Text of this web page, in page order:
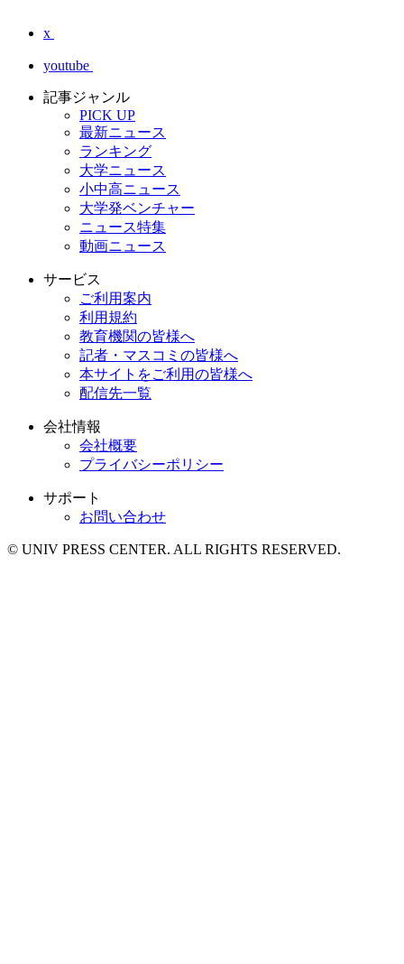
x
youtube
記事ジャンル
PICK UP
最新ニュース
ランキング
大学ニュース
小中高ニュース
大学発ベンチャー
ニュース特集
動画ニュース
サービス
ご利用案内
利用規約
教育機関の皆様へ
記者・マスコミの皆様へ
本サイトをご利用の皆様へ
配信先一覧
会社情報
会社概要
プライバシーポリシー
サポート
お問い合わせ
© UNIV PRESS CENTER. ALL RIGHTS RESERVED.